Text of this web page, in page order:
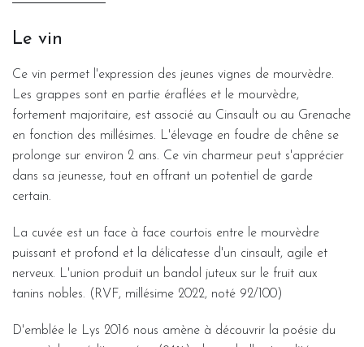
Le vin
Ce vin permet l'expression des jeunes vignes de mourvèdre.
Les grappes sont en partie éraflées et le mourvèdre,
fortement majoritaire, est associé au Cinsault ou au Grenache
en fonction des millésimes. L'élevage en foudre de chêne se
prolonge sur environ 2 ans. Ce vin charmeur peut s'apprécier
dans sa jeunesse, tout en offrant un potentiel de garde
certain.
La cuvée est un face à face courtois entre le mourvèdre
puissant et profond et la délicatesse d'un cinsault, agile et
nerveux. L'union produit un bandol juteux sur le fruit aux
tanins nobles. (RVF, millésime 2022, noté 92/100)
D'emblée le Lys 2016 nous amène à découvrir la poésie du